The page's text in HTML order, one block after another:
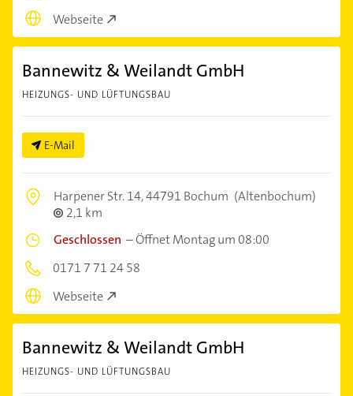
Webseite
Bannewitz & Weilandt GmbH
HEIZUNGS- UND LÜFTUNGSBAU
E-Mail
Harpener Str. 14,44791 Bochum (Altenbochum)
2,1 km
Geschlossen –Öffnet Montag um 08:00
0171 7 71 24 58
Webseite
Bannewitz & Weilandt GmbH
HEIZUNGS- UND LÜFTUNGSBAU